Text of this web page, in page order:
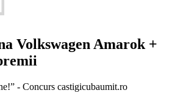
Volkswagen Amarok +
- Concurs castigicubaumit.ro